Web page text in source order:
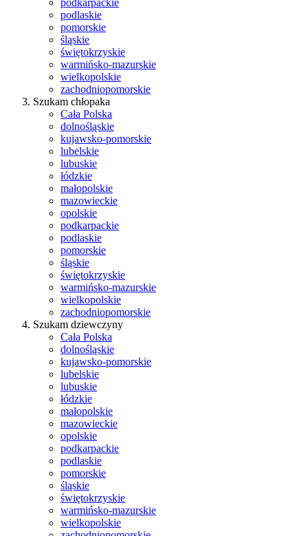
podkarpackie
podlaskie
pomorskie
śląskie
świętokrzyskie
warmińsko-mazurskie
wielkopolskie
zachodniopomorskie
Szukam chłopaka
Cała Polska
dolnośląskie
kujawsko-pomorskie
lubelskie
lubuskie
łódzkie
małopolskie
mazowieckie
opolskie
podkarpackie
podlaskie
pomorskie
śląskie
świętokrzyskie
warmińsko-mazurskie
wielkopolskie
zachodniopomorskie
Szukam dziewczyny
Cała Polska
dolnośląskie
kujawsko-pomorskie
lubelskie
lubuskie
łódzkie
małopolskie
mazowieckie
opolskie
podkarpackie
podlaskie
pomorskie
śląskie
świętokrzyskie
warmińsko-mazurskie
wielkopolskie